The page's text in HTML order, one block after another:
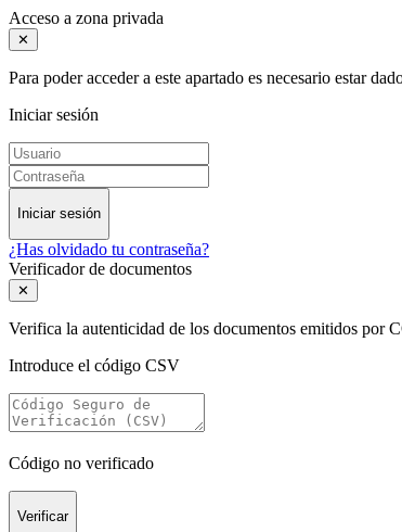
Acceso a zona privada
✕
Para poder acceder a este apartado es necesario estar
Iniciar sesión
Iniciar sesión
¿Has olvidado tu contraseña?
Verificador de documentos
✕
Verifica la autenticidad de los documentos emitidos por
Introduce el código CSV
Código no verificado
Verificar